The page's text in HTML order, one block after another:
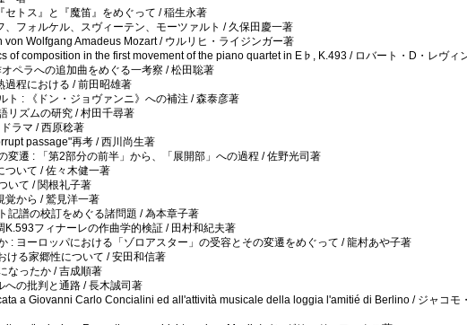
トス』と『魔笛』をめぐって / 稲生永著
、フォルケル、スヴィーテン、モーツァルト / 久保田慶一著
Wolfgang Amadeus Mozart / ウルリヒ・ライジンガー著
of composition in the first movement of the piano quartet in E♭, K.493 / ロバート・D・レヴィ
ペラへの追加曲をめぐる一考察 / 松田聡著
過程における / 前田昭雄著
ト : 《ドン・ジョヴァンニ》への補注 / 森泰彦著
リズムの研究 / 村田千尋著
ラマ / 西原稔著
passage"再考 / 西川尚生著
変遷 : 「第2部分の前半」から、「展開部」への過程 / 佐野光司著
ついて / 佐々木健一著
いて / 関根礼子著
覚から / 鷲見洋一著
記譜の校訂をめぐる諸問題 / 為本章子著
フィナーレの作曲学的検証 / 田村和紀夫著
: ヨーロッパにおける「ゾロアスター」の受容とその変遷をめぐって / 龍村あや子著
ける家郷性について / 安田和信著
なったか / 吉成順著
への批判と通路 / 長木誠司著
a Giovanni Carlo Concialini ed all'attività musicale della loggia l'amitié di Berlino / ジャコモ